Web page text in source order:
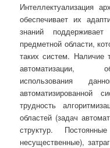
Интеллектуализация
обеспечивает их
знаний
предметной области,
таких систем. Наличие
автоматизации,
использования
автоматизированной
трудность
областей (задач
структур.
несущественные),